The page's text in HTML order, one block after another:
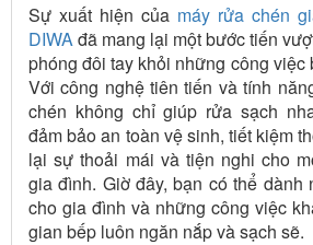
Sự xuất hiện của máy rửa chén
DIWAđã mang lại một bước tiến
phóng đôi tay khỏi những công việc
Với công nghệ tiên tiến và tính
chén không chỉ giúp rửa sạch
đảm bảo an toàn vệ sinh, tiết kiệm
lại sự thoải mái và tiện nghi cho
gia đình. Giờ đây, bạn có thể dành
cho gia đình và những công việc
gian bếp luôn ngăn nắp và sạch sẽ.